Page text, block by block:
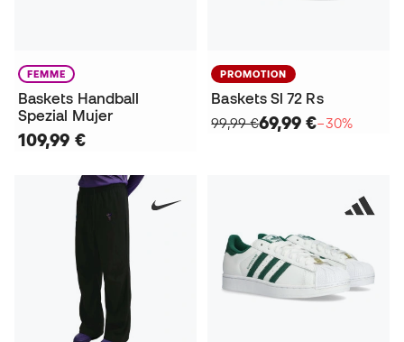
FEMME
Baskets Handball
Spezial Mujer
109,99 €
PROMOTION
Baskets Sl 72 Rs
99,99 €69,99 €−30%